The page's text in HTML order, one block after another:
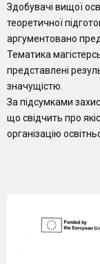
Здобувачі вищої
теоретичної
аргументовано
Тематика
представлені
значущістю.
За підсумками
що свідчить про
організацію